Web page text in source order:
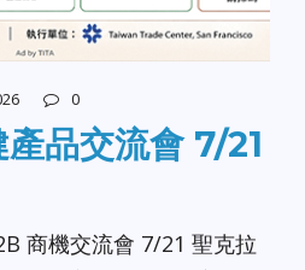
0
品交流會 7/21
商機交流會 7/21 聖克拉